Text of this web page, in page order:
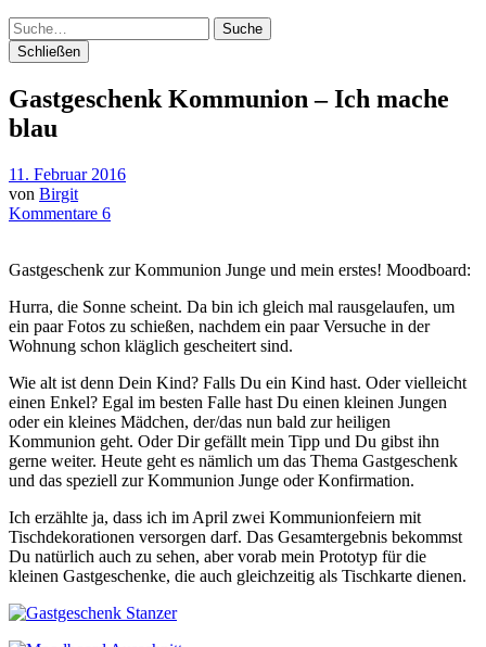
Suche
Schließen
Gastgeschenk Kommunion – Ich mache
blau
11. Februar 2016
von Birgit
Kommentare 6
Gastgeschenk zur Kommunion Junge und mein erstes! Moodboard:
Hurra, die Sonne scheint. Da bin ich gleich mal rausgelaufen, um
ein paar Fotos zu schießen, nachdem ein paar Versuche in der
Wohnung schon kläglich gescheitert sind.
Wie alt ist denn Dein Kind? Falls Du ein Kind hast. Oder vielleicht
einen Enkel? Egal im besten Falle hast Du einen kleinen Jungen
oder ein kleines Mädchen, der/das nun bald zur heiligen
Kommunion geht. Oder Dir gefällt mein Tipp und Du gibst ihn
gerne weiter. Heute geht es nämlich um das Thema Gastgeschenk
und das speziell zur Kommunion Junge oder Konfirmation.
Ich erzählte ja, dass ich im April zwei Kommunionfeiern mit
Tischdekorationen versorgen darf. Das Gesamtergebnis bekommst
Du natürlich auch zu sehen, aber vorab mein Prototyp für die
kleinen Gastgeschenke, die auch gleichzeitig als Tischkarte dienen.